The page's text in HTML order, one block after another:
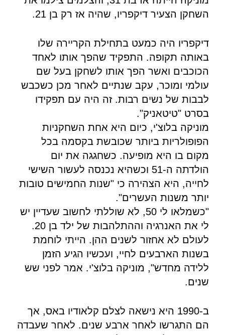
השחקן הצעיר דיקפריו, שהיה אז רק בן 21.
דיקפריו היה כמעט בתחילת הקריירה שלו
באותה תקופה. התפקיד שהפך אותו לאחד
הכוכבים ואשר הפך אותו לשחקן בעל שם
עולמי ומוכר, עקב שנתיים לאחר מכן כשכבש
לבבות של נשים רבות. זה היה עם תפקידו
בסרט "טיטאניק".
מוניקה בלוצ'י, כיום היא אחת השחקניות
הפופולריות ביותר שכובשת בקסמה בכל
מקום בו היא מופיעה. כשחגגה את יום
הולדתה ה-51 וכשהיא נכנסה לעשור השישי
לחייה, היא הצהירה כי "שנות החמישים טובות
יותר משנות העשרים".
"כשמלאו לי 50, לא שוללתי לחשוב שעדיין יש
לי את האנרגיה וההתלהבות של ילד בן 20.
לעולם לא אחזור לשנים ההן. הייתי לוחמת
בשנות הארבעים לחיי, ועכשיו הגיע הזמן
ללידה מחדש", מוניקה בלוצ'י. אמר לפני שש
שנים.
ב-1990 היא נישאה לצלם קלאודיו באס, אך
הם התגרשו לאחר ארבע שנים. לאחר שעבדה